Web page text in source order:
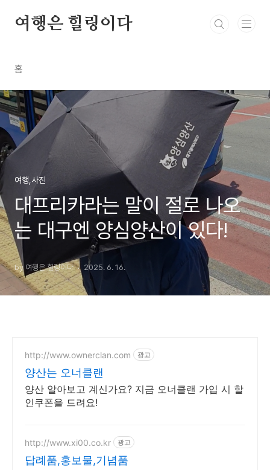
여행은 힐링이다
홈
여행,사진
대프리카라는 말이 절로 나오
는 대구엔 양심양산이 있다!
by 여행은 힐링이다 2025. 6. 16.
http://www.ownerclan.com 광고
양산는 오너클랜
양산 알아보고 계신가요? 지금 오너클랜 가입 시 할
인쿠폰을 드려요!
http://www.xi00.co.kr 광고
답례품,홍보물,기념품